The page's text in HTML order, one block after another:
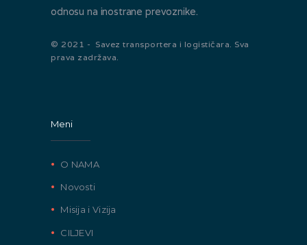
odnosu na inostrane prevoznike.
© 2021 - Savez transportera i logističara. Sva
prava zadržava.
Meni
O NAMA
Novosti
Misija i Vizija
CILJEVI